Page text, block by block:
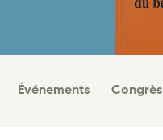
Événements Congrès